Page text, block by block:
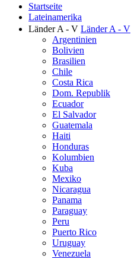
Startseite
Lateinamerika
Länder A - V Länder A - V
Argentinien
Bolivien
Brasilien
Chile
Costa Rica
Dom. Republik
Ecuador
El Salvador
Guatemala
Haiti
Honduras
Kolumbien
Kuba
Mexiko
Nicaragua
Panama
Paraguay
Peru
Puerto Rico
Uruguay
Venezuela